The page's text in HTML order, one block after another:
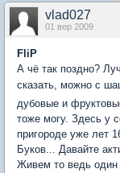
vlad027
01 вер 2009
FliP
А чё так поздно?
сказать, можно с
дубовые и
тоже могу. Здесь у
пригороде уже лет
Буков... Давайте
Живем то ведь один